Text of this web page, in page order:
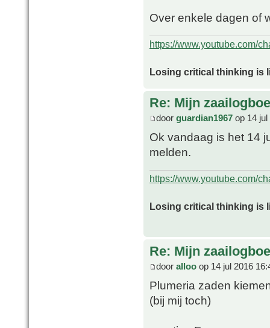
Over enkele dagen of
https://www.youtube.com/
Losing critical thinking is
Re: Mijn
door guardian1967 op 14 jul
Ok vandaag is het 14
melden.
https://www.youtube.com/
Losing critical thinking is
Re: Mijn
door alloo op 14 jul 2016
Plumeria zaden
(bij mij toch)